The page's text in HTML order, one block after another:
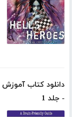
- جلد 1